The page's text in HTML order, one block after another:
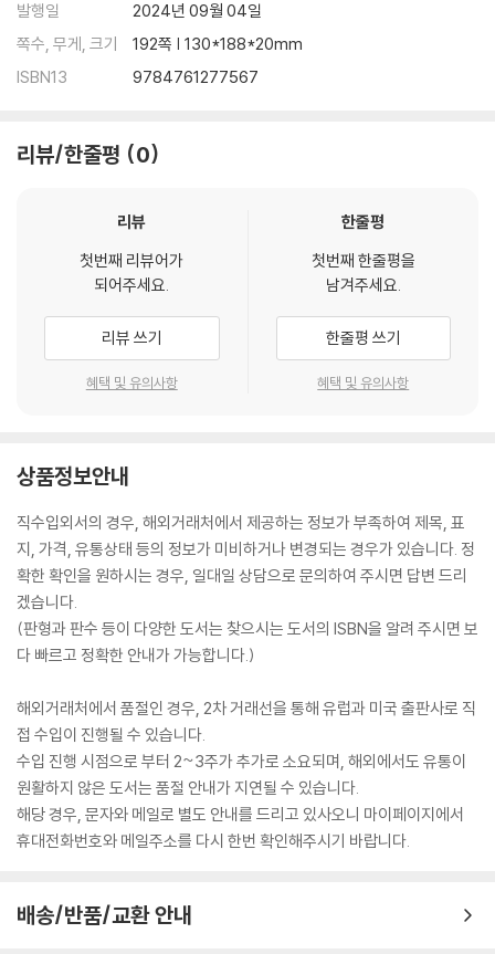
발행일
2024년 09월 04일
쪽수, 무게, 크기
192쪽 | 130*188*20mm
ISBN13
9784761277567
리뷰/한줄평 0
리뷰
첫번째 리뷰어가
되어주세요.
리뷰 쓰기
혜택 및 유의사항
한줄평
첫번째 한줄평을
남겨주세요.
한줄평 쓰기
혜택 및 유의사항
상품정보안내
직수입외서의 경우, 해외거래처에서 제공하는 정보가 부족하여 제목, 표
지, 가격, 유통상태 등의 정보가 미비하거나 변경되는 경우가 있습니다. 정
확한 확인을 원하시는 경우, 일대일 상담으로 문의하여 주시면 답변 드리
겠습니다.
(판형과 판수 등이 다양한 도서는 찾으시는 도서의 ISBN을 알려 주시면 보
다 빠르고 정확한 안내가 가능합니다.)
해외거래처에서 품절인 경우, 2차 거래선을 통해 유럽과 미국 출판사로 직
접 수입이 진행될 수 있습니다.
수입 진행 시점으로 부터 2~3주가 추가로 소요되며, 해외에서도 유통이
원활하지 않은 도서는 품절 안내가 지연될 수 있습니다.
해당 경우, 문자와 메일로 별도 안내를 드리고 있사오니 마이페이지에서
휴대전화번호와 메일주소를 다시 한번 확인해주시기 바랍니다.
배송/반품/교환 안내